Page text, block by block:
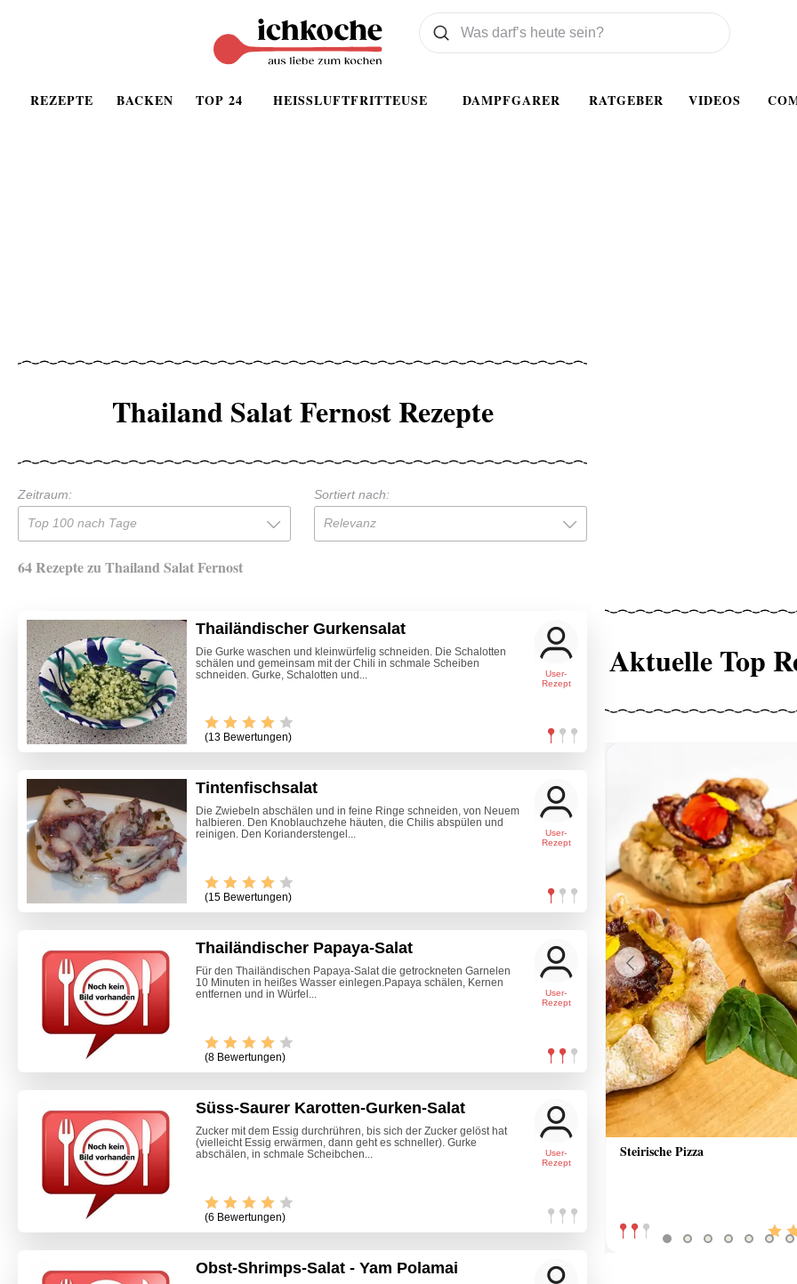
REZEPTE BACKEN TOP 24 HEISSLUFTFRITTEUSE DAMPFGARER RATGEBER VIDEOS
Was wollen Sie suchen
Suchen
Thailand Salat Fernost Rezepte
Zeitraum:
Top 100 nach Tage
Sortiert nach:
Relevanz
64 Rezepte zu Thailand Salat Fernost
User-
Rezept
Thailändischer Gurkensalat
Die Gurke waschen und kleinwürfelig schneiden. Die Schalotten
schälen und gemeinsam mit der Chili in schmale Scheiben
schneiden. Gurke, Schalotten und...
(13 Bewertungen)
User-
Rezept
Tintenfischsalat
Die Zwiebeln abschälen und in feine Ringe schneiden, von Neuem
halbieren. Den Knoblauchzehe häuten, die Chilis abspülen und
reinigen. Den Korianderstengel...
(15 Bewertungen)
User-
Rezept
Thailändischer Papaya-Salat
Für den Thailändischen Papaya-Salat die getrockneten Garnelen
10 Minuten in heißes Wasser einlegen.Papaya schälen, Kernen
entfernen und in Würfel...
(8 Bewertungen)
User-
Rezept
Süss-Saurer Karotten-Gurken-Salat
Zucker mit dem Essig durchrühren, bis sich der Zucker gelöst hat
(vielleicht Essig erwärmen, dann geht es schneller). Gurke
abschälen, in schmale Scheibchen...
(6 Bewertungen)
Obst-Shrimps-Salat - Yam Polamai
Aktuelle Top
Steirische Pizza
Maronen-Eis
Previous